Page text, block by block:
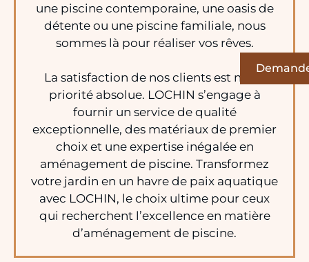
une piscine contemporaine, une oasis de
détente ou une piscine familiale, nous
sommes là pour réaliser vos rêves.
La satisfaction de nos clients est notre
priorité absolue. LOCHIN s’engage à
fournir un service de qualité
exceptionnelle, des matériaux de premier
choix et une expertise inégalée en
aménagement de piscine. Transformez
votre jardin en un havre de paix aquatique
avec LOCHIN, le choix ultime pour ceux
qui recherchent l’excellence en matière
d’aménagement de piscine.